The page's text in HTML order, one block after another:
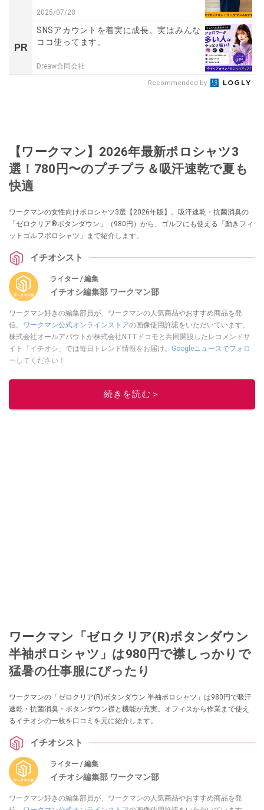
2025/07/20
PR
SNSアカウントを着実に成長。実はみんな
ココ使ってます。
Dreaw合同会社
Recommended by
【ワークマン】2026年最新ポロシャツ3
選！780円〜のプチプラ＆吸汗速乾で夏も
快適
ワークマンの女性向けポロシャツ3選【2026年版】。吸汗速乾・抗菌消臭の
「ゼロクリア®ボタンダウン」（980円）から、ゴルフにも使える「動きフィ
ットゴルフポロシャツ」まで紹介します。
イチオシスト
ライター / 編集
イチオシ編集部 ワークマン部
ワークマン好きの編集部員が、ワークマンの人気商品やおすすめ商品を発
信。 ワークマン公式オンラインストアの画像使用許諾をいただいています。
株式会社オールアバウトが株式会社NTTドコモと共同開設したレコメンドサ
イト「イチオシ」では毎日トレンド情報をお届け。 Googleニュースでフォロ
ー してください！
このイチオシストの他の記事を読む
続きを読む＞
ワークマン「ゼロクリア(R)ボタンダウン
半袖ポロシャツ」は980円で襟しっかりで
猛暑の仕事服にぴったり
ワークマンの「ゼロクリア(R)ボタンダウン 半袖ポロシャツ」は980円で吸汗
速乾・抗菌消臭・ボタンダウン襟と機能が充実。オフィスから作業まで使え
るイチオシの一枚を口コミを元に紹介します。
イチオシスト
ライター / 編集
イチオシ編集部 ワークマン部
ワークマン好きの編集部員が、ワークマンの人気商品やおすすめ商品を発